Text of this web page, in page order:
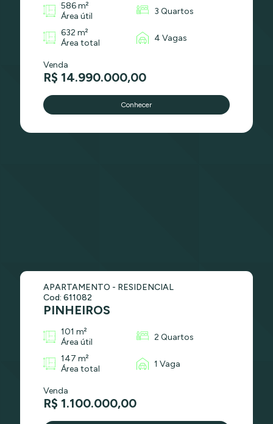
586 m²
Área útil
3 Quartos
632 m²
Área total
4 Vagas
Venda
R$ 14.990.000,00
Conhecer
APARTAMENTO - RESIDENCIAL
Cod: 611082
PINHEIROS
101 m²
Área útil
2 Quartos
147 m²
Área total
1 Vaga
Venda
R$ 1.100.000,00